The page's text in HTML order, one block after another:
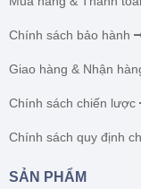
Chính sách bảo hành
Giao hàng & Nhận
Chính sách chiến lược
Chính sách quy định
SẢN PHẨM